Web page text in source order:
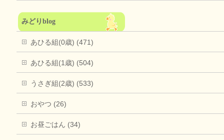
みどりblog
あひる組(0歳) (471)
あひる組(1歳) (504)
うさぎ組(2歳) (533)
おやつ (26)
お昼ごはん (34)